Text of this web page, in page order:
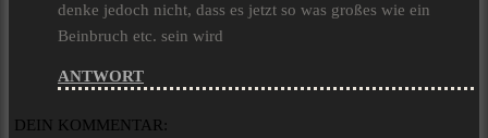
denke jedoch nicht, dass es jetzt so was großes wie ein
Beinbruch etc. sein wird
ANTWORT
DEIN KOMMENTAR: